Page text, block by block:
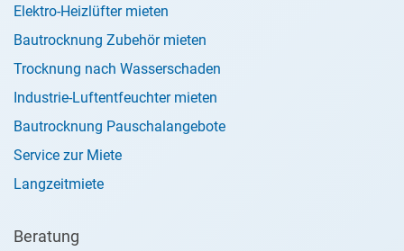
Elektro-Heizlüfter mieten
Bautrocknung Zubehör mieten
Trocknung nach Wasserschaden
Industrie-Luftentfeuchter mieten
Bautrocknung Pauschalangebote
Service zur Miete
Langzeitmiete
Beratung